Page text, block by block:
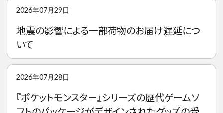
2026年07月29日
地震の影響による一部荷物のお届け遅延につ
いて
2026年07月28日
『ポケットモンスター』シリーズの歴代ゲームソ